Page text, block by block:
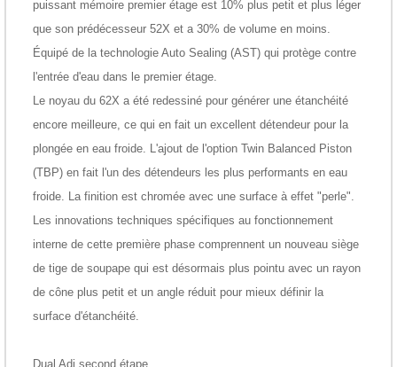
puissant mémoire premier étage est 10% plus petit et plus léger
que son prédécesseur 52X et a 30% de volume en moins.
Équipé de la technologie Auto Sealing (AST) qui protège contre
l'entrée d'eau dans le premier étage.
Le noyau du 62X a été redessiné pour générer une étanchéité
encore meilleure, ce qui en fait un excellent détendeur pour la
plongée en eau froide . L'ajout de l'option Twin Balanced Piston
(TBP) en fait l'un des détendeurs les plus performants en eau
froide. La finition est chromée avec une surface à effet "perle"
Les innovations techniques spécifiques au fonctionnement
interne de cette première phase comprennent un nouveau siège
de tige de soupape qui est désormais plus pointu avec un rayon
de cône plus petit et un angle réduit pour mieux définir la
surface d'étanchéité.
Dual Adj second étape